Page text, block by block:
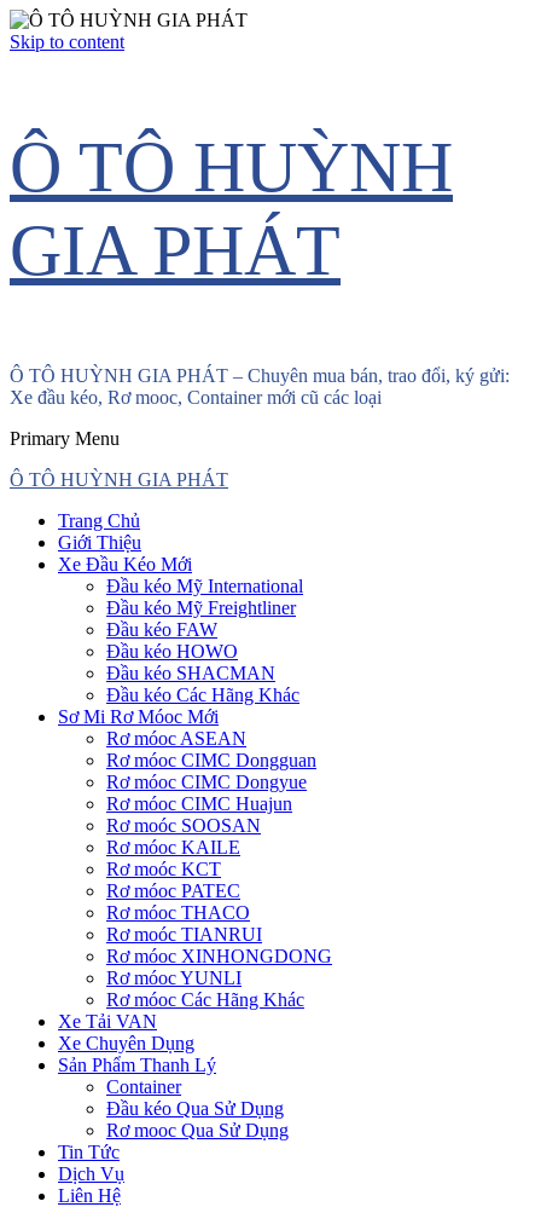
Skip to content
Ô TÔ HUỲNH
GIA PHÁT
Ô TÔ HUỲNH GIA PHÁT – Chuyên mua bán, trao đổi, ký gửi:
Xe đầu kéo, Rơ mooc, Container mới cũ các loại
Primary Menu
Ô TÔ HUỲNH GIA PHÁT
Trang Chủ
Giới Thiệu
Xe Đầu Kéo Mới
Đầu kéo Mỹ International
Đầu kéo Mỹ Freightliner
Đầu kéo FAW
Đầu kéo HOWO
Đầu kéo SHACMAN
Đầu kéo Các Hãng Khác
Sơ Mi Rơ Móoc Mới
Rơ móoc ASEAN
Rơ móoc CIMC Dongguan
Rơ móoc CIMC Dongyue
Rơ móoc CIMC Huajun
Rơ moóc SOOSAN
Rơ móoc KAILE
Rơ moóc KCT
Rơ móoc PATEC
Rơ móoc THACO
Rơ moóc TIANRUI
Rơ móoc XINHONGDONG
Rơ móoc YUNLI
Rơ móoc Các Hãng Khác
Xe Tải VAN
Xe Chuyên Dụng
Sản Phẩm Thanh Lý
Container
Đầu kéo Qua Sử Dụng
Rơ mooc Qua Sử Dụng
Tin Tức
Dịch Vụ
Liên Hệ